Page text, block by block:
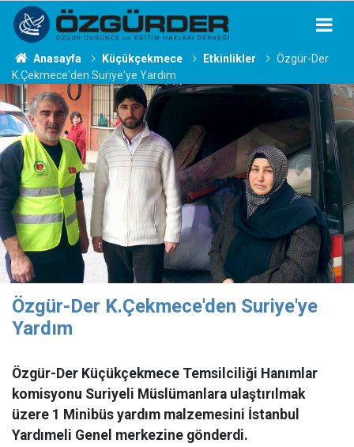
Anasayfa Küçükçekmece Etkinlikler
Özgür-Der
K.Çekmece'den Suriye'ye Yardım
Özgür-Der K.Çekmece'den Suriye'ye
Yardım
Özgür-Der Küçükçekmece Temsilciliği Hanımlar
komisyonu Suriyeli Müslümanlara ulaştırılmak
üzere 1 Minibüs yardım malzemesini İstanbul
Yardımeli Genel merkezine gönderdi.